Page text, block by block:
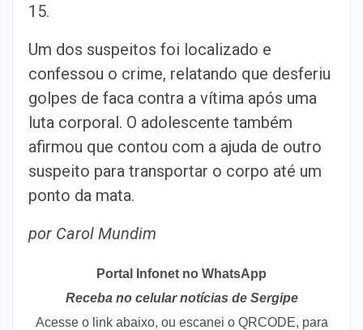
15.
Um dos suspeitos foi localizado e
confessou o crime, relatando que desferiu
golpes de faca contra a vítima após uma
luta corporal. O adolescente também
afirmou que contou com a ajuda de outro
suspeito para transportar o corpo até um
ponto da mata.
por Carol Mundim
Portal Infonet no WhatsApp
Receba no celular notícias de Sergipe
Acesse o link abaixo, ou escanei o QRCODE, para